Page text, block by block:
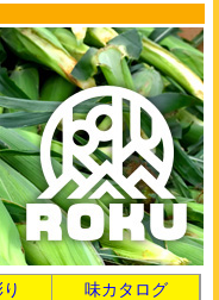
味カタログ